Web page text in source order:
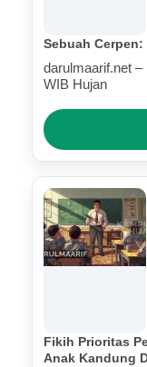
Sebuah Cerpen:
darulmaarif.net
WIB Hujan
Fikih Prioritas
Anak Kandung